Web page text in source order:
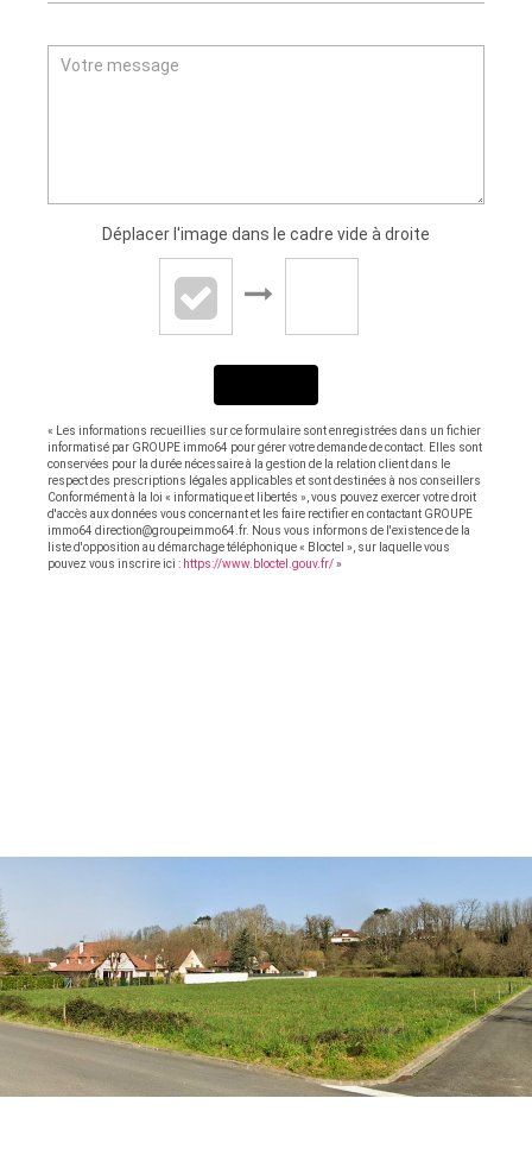
Déplacer l'image dans le cadre vide à droite
« Les informations recueillies sur ce formulaire sont enregistrées dans un fichier
informatisé par GROUPE immo64 pour gérer votre demande de contact. Elles sont
conservées pour la durée nécessaire à la gestion de la relation client dans le
respect des prescriptions légales applicables et sont destinées à nos conseillers
Conformément à la loi « informatique et libertés », vous pouvez exercer votre droit
d'accès aux données vous concernant et les faire rectifier en contactant GROUPE
immo64 direction@groupeimmo64.fr. Nous vous informons de l'existence de la
liste d'opposition au démarchage téléphonique « Bloctel », sur laquelle vous
pouvez vous inscrire ici : https://www.bloctel.gouv.fr/»